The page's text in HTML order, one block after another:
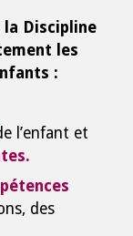
la Discipline
les
:
l’enfant et
des